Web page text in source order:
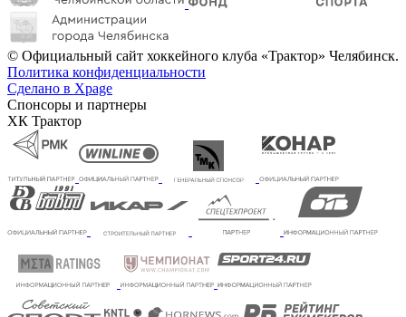
© Официальный сайт хоккейного клуба «Трактор» Челябинск.
Политика конфиденциальности
Сделано в Xpage
Спонсоры и партнеры
ХК Трактор